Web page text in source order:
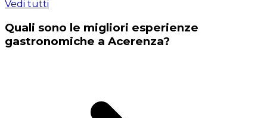
Vedi tutti
Quali sono le migliori esperienze
gastronomiche a Acerenza?